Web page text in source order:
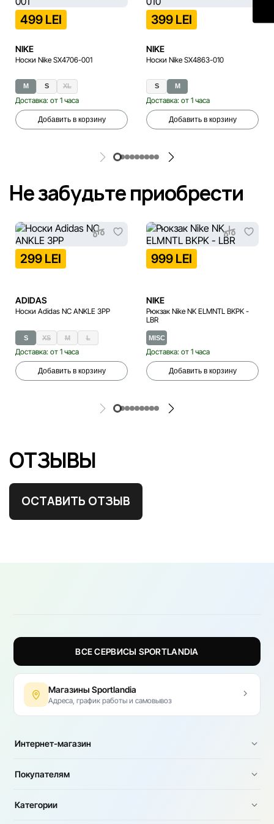
499 LEI
NIKE
Носки Nike SX4706-001
M S XL
Доставка: от 1 часа
Добавить в корзину
399 LEI
NIKE
Носки Nike SX4863-010
S M
Доставка: от 1 часа
Добавить в корзину
Не забудьте приобрести
299 LEI
ADIDAS
Носки Adidas NC ANKLE 3PP
S XS M L
Доставка: от 1 часа
Добавить в корзину
999 LEI
NIKE
Рюкзак Nike NK ELMNTL BKPK -
LBR
MISC
Доставка: от 1 часа
Добавить в корзину
ОТЗЫВЫ
ОСТАВИТЬ ОТЗЫВ
ВСЕ СЕРВИСЫ SPORTLANDIA
Магазины Sportlandia
Адреса, график работы и самовывоз
Интернет-магазин
Покупателям
Категории